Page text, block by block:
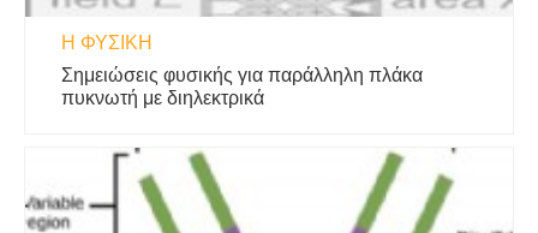
Η ΦΥΣΙΚΗ
Σημειώσεις φυσικής για παράλληλη πλάκα
πυκνωτή με διηλεκτρικά